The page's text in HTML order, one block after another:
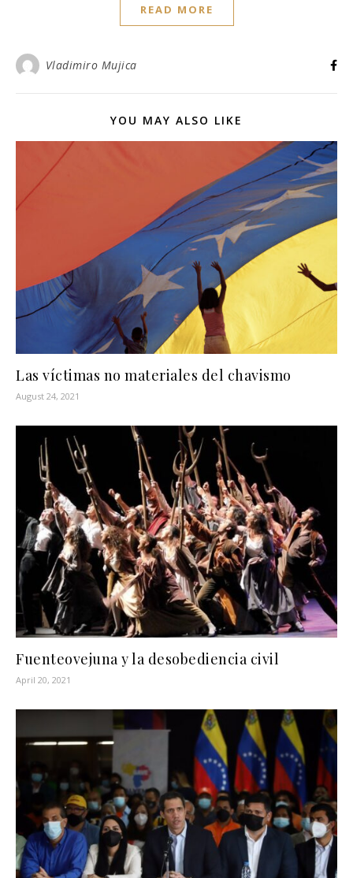
READ MORE
Vladimiro Mujica
YOU MAY ALSO LIKE
Las víctimas no materiales del chavismo
August 24, 2021
Fuenteovejuna y la desobediencia civil
April 20, 2021